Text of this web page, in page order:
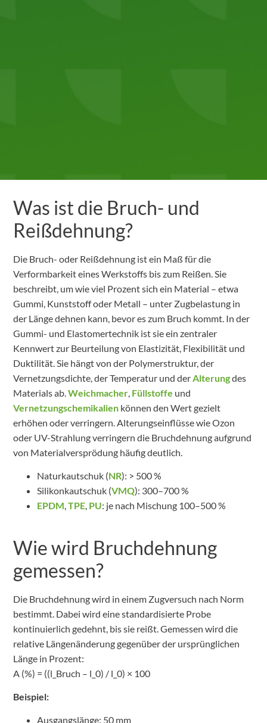
Was ist die Bruch- und
Reißdehnung?
Die Bruch- oder Reißdehnung ist ein Maß für die
Verformbarkeit eines Werkstoffs bis zum Reißen. Sie
beschreibt, um wie viel Prozent sich ein Material – etwa
Gummi, Kunststoff oder Metall – unter Zugbelastung in
der Länge dehnen kann, bevor es zum Bruch kommt. In der
Gummi- und Elastomertechnik ist sie ein zentraler
Kennwert zur Beurteilung von Elastizität, Flexibilität und
Duktilität. Sie hängt von der Polymerstruktur, der
Vernetzungsdichte, der Temperatur und der Alterungdes
Materials ab.Weichmacher Füllstoffe und
Vernetzungschemikalien können den Wert gezielt
erhöhen oder verringern. Alterungseinflüsse wie Ozon
oder UV-Strahlung verringern die Bruchdehnung aufgrund
von Materialversprödung häufig deutlich.
Naturkautschuk (NR): > 500 %
Silikonkautschuk (VMQ): 300–700 %
EPDM,TPE, PU: je nach Mischung 100–500 %
Wie wird Bruchdehnung
gemessen?
Die Bruchdehnung wird in einem Zugversuch nach Norm
bestimmt. Dabei wird eine standardisierte Probe
kontinuierlich gedehnt, bis sie reißt. Gemessen wird die
relative Längenänderung gegenüber der ursprünglichen
Länge in Prozent:
A (%) = ((l_Bruch – l_0) / l_0) × 100
Beispiel:
Ausgangslänge: 50 mm